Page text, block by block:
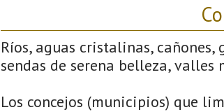
Ríos, aguas cristalinas,
sendas de serena belleza,
Los concejos (municipios) que